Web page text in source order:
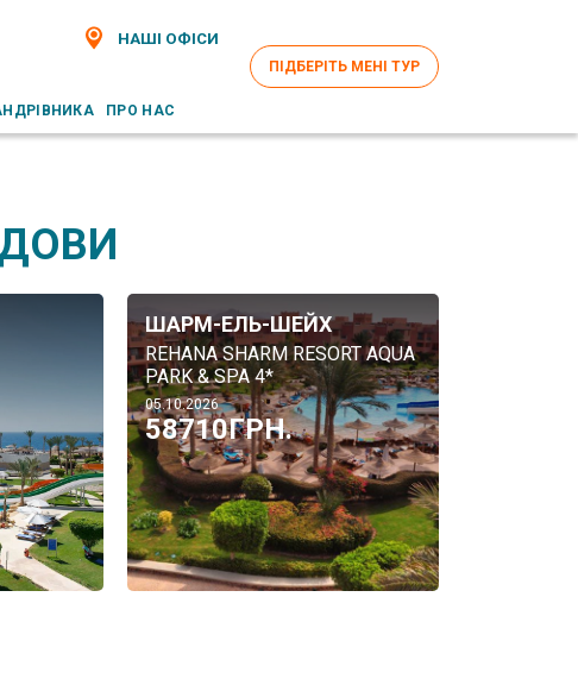
НАШІ ОФІСИ
ПРО НАС
ПІДБЕРІТЬ МЕНІ ТУР
ШАРМ-ЕЛЬ-ШЕЙХ
REHANA SHARM RESORT AQUA
PARK & SPA 4*
05.10.2026
58710ГРН.